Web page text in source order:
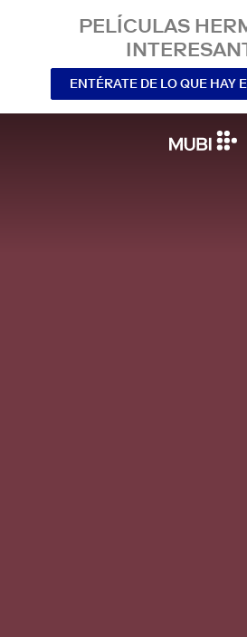
PELÍCULAS
ENTÉRATE DE LO QUE HAY